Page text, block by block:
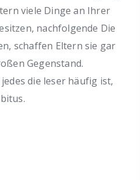
viele Dinge an Ihrer
nachfolgende Die
schaffen Eltern sie gar
Gegenstand.
die leser häufig ist,